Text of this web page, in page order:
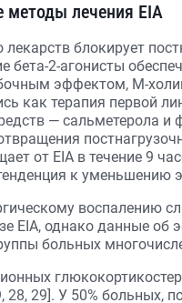
лечения EIA
блокирует
бета-2-агонисты
эффектом, М-
как терапия первой
— сальметерола
от EIA в течение 9
к уменьшению
воспалению
EIA, однако данные
больных
28, 29]. У 50% больных,